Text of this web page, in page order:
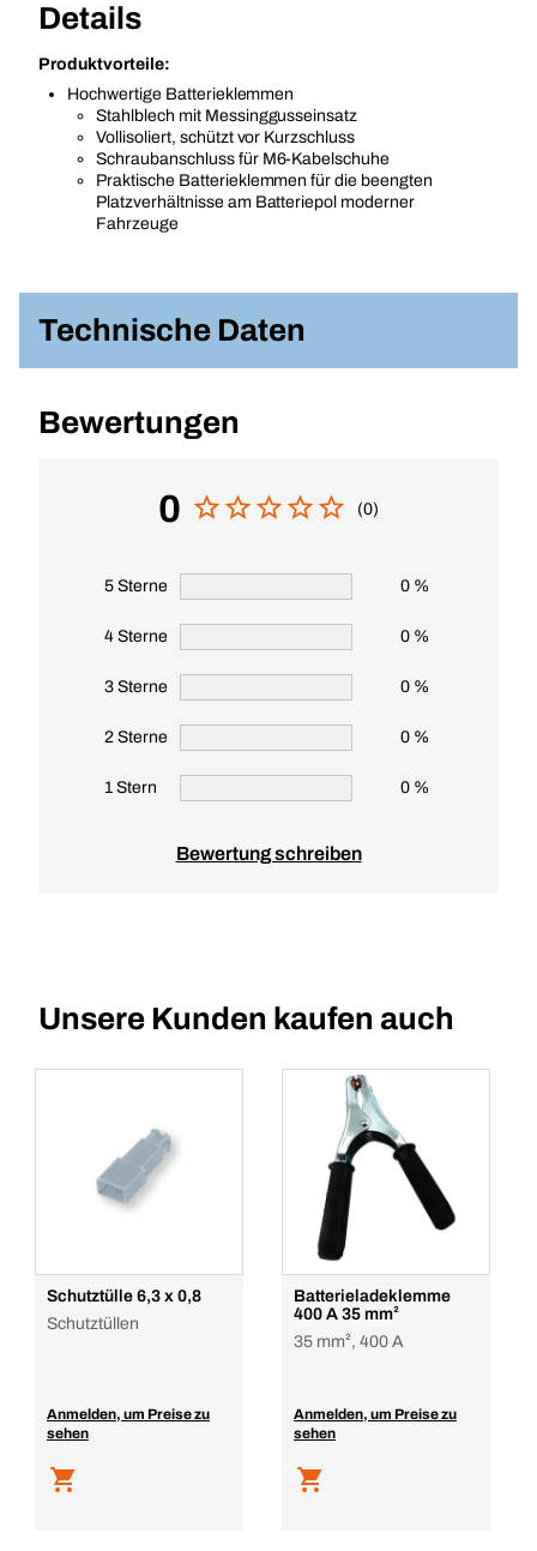
Details
Produktvorteile:
Hochwertige Batterieklemmen
Stahlblech mit Messinggusseinsatz
Vollisoliert, schützt vor Kurzschluss
Schraubanschluss für M6-Kabelschuhe
Praktische Batterieklemmen für die beengten
Platzverhältnisse am Batteriepol moderner
Fahrzeuge
Technische Daten
Bewertungen
0 (0)
5 Sterne 0 %
4 Sterne 0 %
3 Sterne 0 %
2 Sterne 0 %
1 Stern 0 %
Bewertung schreiben
Unsere Kunden kaufen auch
Schutztülle 6,3 x 0,8
Schutztüllen
Anmelden, um Preise zu
sehen
Batterieladeklemme
400 A 35 mm²
35 mm², 400 A
Anmelden, um Preise zu
sehen